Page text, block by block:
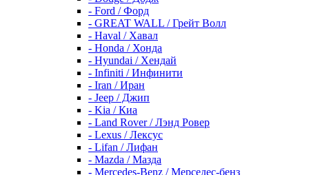
- Ford / Форд
- GREAT WALL / Грейт Волл
- Haval / Хавал
- Honda / Хонда
- Hyundai / Хендай
- Infiniti / Инфинити
- Iran / Иран
- Jeep / Джип
- Kia / Киа
- Land Rover / Лэнд Ровер
- Lexus / Лексус
- Lifan / Лифан
- Mazda / Мазда
- Mercedes-Benz / Мерседес-бенз